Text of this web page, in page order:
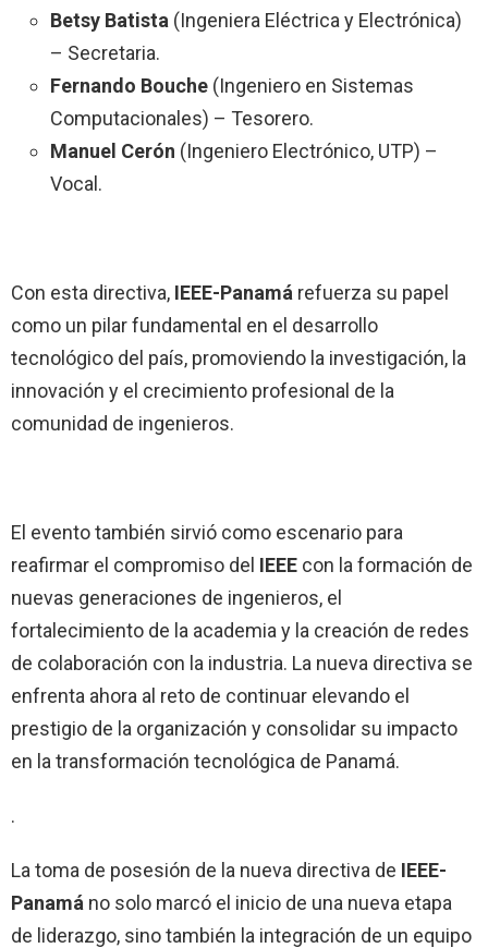
Betsy Batista (Ingeniera Eléctrica y Electrónica)
– Secretaria.
Fernando Bouche (Ingeniero en Sistemas
Computacionales) – Tesorero.
Manuel Cerón (Ingeniero Electrónico, UTP) –
Vocal.
Con esta directiva, IEEE-Panamá refuerza su papel
como un pilar fundamental en el desarrollo
tecnológico del país, promoviendo la investigación, la
innovación y el crecimiento profesional de la
comunidad de ingenieros.
El evento también sirvió como escenario para
reafirmar el compromiso del IEEE con la formación de
nuevas generaciones de ingenieros, el
fortalecimiento de la academia y la creación de redes
de colaboración con la industria. La nueva directiva se
enfrenta ahora al reto de continuar elevando el
prestigio de la organización y consolidar su impacto
en la transformación tecnológica de Panamá.
.
La toma de posesión de la nueva directiva de IEEE-
Panamá no solo marcó el inicio de una nueva etapa
de liderazgo, sino también la integración de un equipo